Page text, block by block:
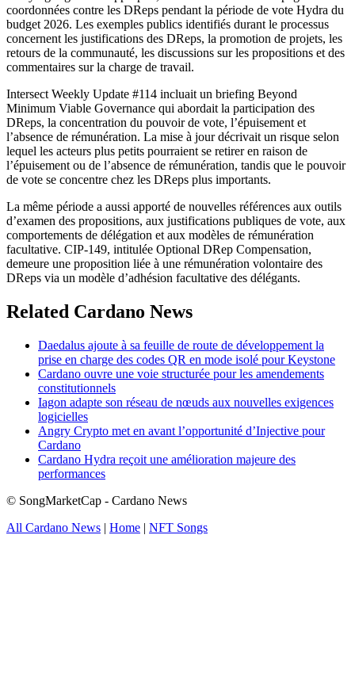
coordonnées contre les DReps pendant la période de vote Hydra du
budget 2026. Les exemples publics identifiés durant le processus
concernent les justifications des DReps, la promotion de projets, les
retours de la communauté, les discussions sur les propositions et des
commentaires sur la charge de travail.
Intersect Weekly Update #114 incluait un briefing Beyond
Minimum Viable Governance qui abordait la participation des
DReps, la concentration du pouvoir de vote, l’épuisement et
l’absence de rémunération. La mise à jour décrivait un risque selon
lequel les acteurs plus petits pourraient se retirer en raison de
l’épuisement ou de l’absence de rémunération, tandis que le pouvoir
de vote se concentre chez les DReps plus importants.
La même période a aussi apporté de nouvelles références aux outils
d’examen des propositions, aux justifications publiques de vote, aux
comportements de délégation et aux modèles de rémunération
facultative. CIP-149, intitulée Optional DRep Compensation,
demeure une proposition liée à une rémunération volontaire des
DReps via un modèle d’adhésion facultative des délégants.
Related Cardano News
Daedalus ajoute à sa feuille de route de développement la
prise en charge des codes QR en mode isolé pour Keystone
Cardano ouvre une voie structurée pour les amendements
constitutionnels
Iagon adapte son réseau de nœuds aux nouvelles exigences
logicielles
Angry Crypto met en avant l’opportunité d’Injective pour
Cardano
Cardano Hydra reçoit une amélioration majeure des
performances
© SongMarketCap - Cardano News
All Cardano News | Home | NFT Songs